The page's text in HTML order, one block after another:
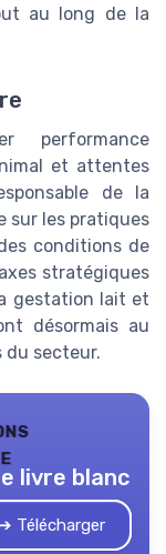
au long de la
performance
et attentes
de la
sur les pratiques
conditions de
stratégiques
gestation lait et
désormais au
secteur.
livre blanc
Télécharger